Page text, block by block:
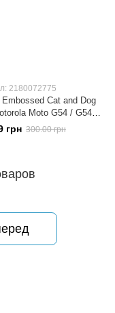
2180072775
Cat and Dog
Moto G54 / G54
кожа PU с
мятный
грн 300.00 грн